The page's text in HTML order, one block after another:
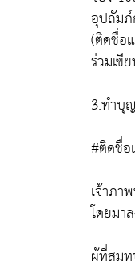
อุปถัม
(ติดชื่อ
ร่วมเขี
3.ทำบุ
#ติดชื่อ
เจ้าภา
โดยมา